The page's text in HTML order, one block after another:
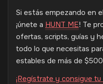
Si estás empezando en
¡únete a HUNT ME! Te
ofertas, scripts, guías y
todo lo que necesitas
estables de más de
¡Regístrate y consigue